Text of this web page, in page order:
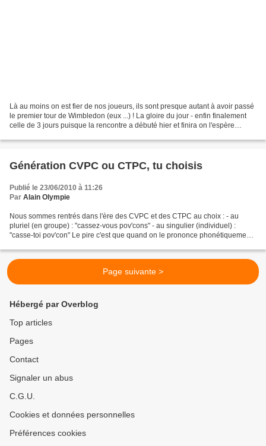
Là au moins on est fier de nos joueurs, ils sont presque autant à avoir passé
le premier tour de Wimbledon (eux ...) ! La gloire du jour - enfin finalement
celle de 3 jours puisque la rencontre a débuté hier et finira on l'espère
Génération CVPC ou CTPC, tu choisis
Publié le 23/06/2010 à 11:26
Par Alain Olympie
Nous sommes rentrés dans l'ère des CVPC et des CTPC au choix : - au
pluriel (en groupe) : "cassez-vous pov'cons" - au singulier (individuel) :
"casse-toi pov'con" Le pire c'est que quand on le prononce phonétiquement
Page suivante >
Hébergé par Overblog
Top articles
Pages
Contact
Signaler un abus
C.G.U.
Cookies et données personnelles
Préférences cookies